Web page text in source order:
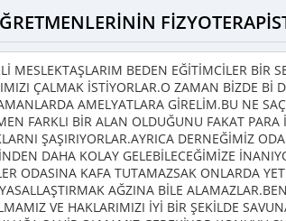
MESLEKTAŞLARIM BEDEN EĞİTİMCİLER BİR
ÇALMAK İSTİYORLAR.O ZAMAN BİZDE Bİ
AMELYATLARA GİRELİM.BU NE
FARKLI BİR ALAN OLDUĞUNU FAKAT
ŞAŞIRIYORLAR.AYRICA DERNEĞİMİZ
DAHA KOLAY GELEBİLECEĞİMİZE
ODASINA KAFA TUTAMAZSAK ONLARDA
AĞZINA BİLE
VE HAKLARIMIZI İYİ BİR ŞEKİLDE